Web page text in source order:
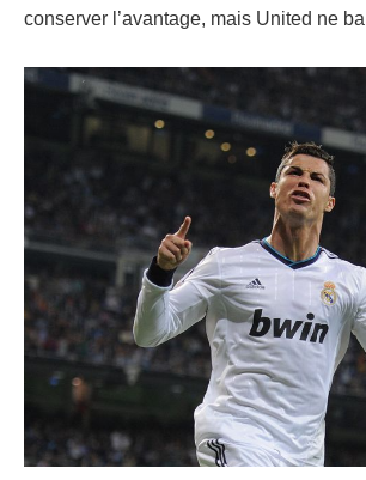
conserver l’avantage, mais United ne